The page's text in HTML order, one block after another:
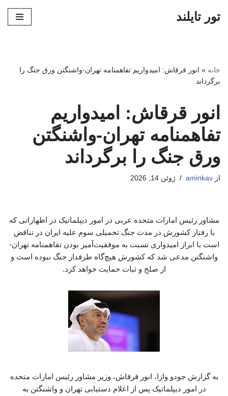
تور تایلند
خانه » انور قرقاش: امیدواریم تفاهمنامه تهران-واشنگتن ورق جنگ را
برگرداند
انور قرقاش: امیدواریم
تفاهمنامه تهران-واشنگتن
ورق جنگ را برگرداند
از aminkav ژوئن 14, 2026
مشاور رئیس امارات متحده عربی در امور دیپلماتیک در اظهاراتی که
با رفتار کشورش در مدت جنگ تحمیلی سوم علیه ایران در تناقض
است با ابراز امیدواری نسبت به موفقیت‌آمیز بودن تفاهمنامه تهران-
واشنگتن مدعی شد که کشورش هیچ‌گاه طرفدار جنگ نبوده است و
از صلح و ثبات حمایت خواهد کرد.
به گزارش جودو وازا، انور قرقاش، وزیر مشاور رئیس امارات متحده
در امور دیپلماتیک پس از اعلام دستیابی تهران و واشنگتن به